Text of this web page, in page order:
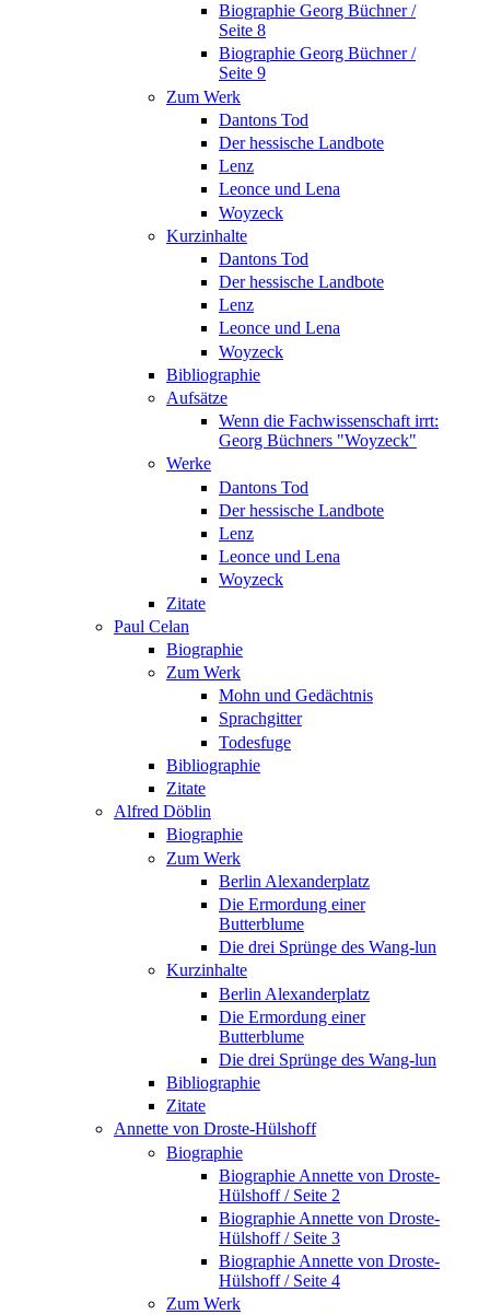
Biographie Georg Büchner /
Seite 8
Biographie Georg Büchner /
Seite 9
Zum Werk
Dantons Tod
Der hessische Landbote
Lenz
Leonce und Lena
Woyzeck
Kurzinhalte
Dantons Tod
Der hessische Landbote
Lenz
Leonce und Lena
Woyzeck
Bibliographie
Aufsätze
Wenn die Fachwissenschaft irrt:
Georg Büchners "Woyzeck"
Werke
Dantons Tod
Der hessische Landbote
Lenz
Leonce und Lena
Woyzeck
Zitate
Paul Celan
Biographie
Zum Werk
Mohn und Gedächtnis
Sprachgitter
Todesfuge
Bibliographie
Zitate
Alfred Döblin
Biographie
Zum Werk
Berlin Alexanderplatz
Die Ermordung einer
Butterblume
Die drei Sprünge des Wang-lun
Kurzinhalte
Berlin Alexanderplatz
Die Ermordung einer
Butterblume
Die drei Sprünge des Wang-lun
Bibliographie
Zitate
Annette von Droste-Hülshoff
Biographie
Biographie Annette von Droste-
Hülshoff / Seite 2
Biographie Annette von Droste-
Hülshoff / Seite 3
Biographie Annette von Droste-
Hülshoff / Seite 4
Zum Werk